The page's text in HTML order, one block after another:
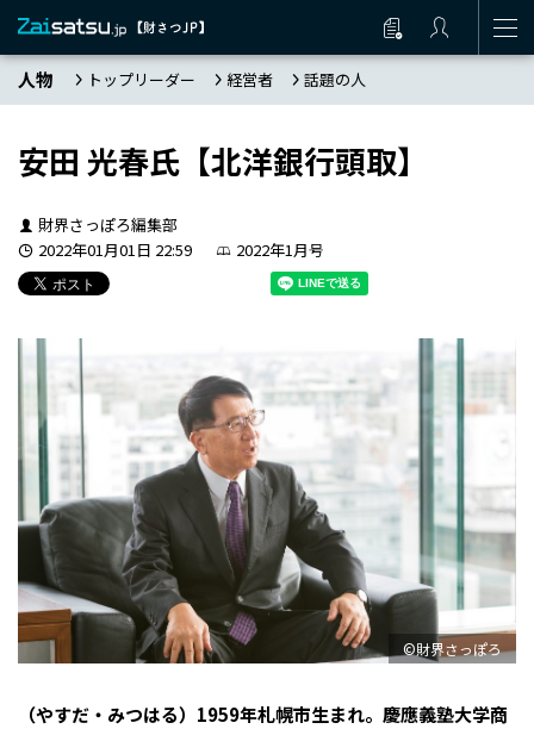
人物 トップリーダー 経営者 話題の人
安田 光春氏【北洋銀行頭取】
財界さっぽろ編集部
2022年01月01日 22:59
2022年1月号
©財界さっぽろ
（やすだ・みつはる）1959年札幌市生まれ。慶應義塾大学商